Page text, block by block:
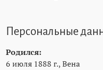
Персональные
Родился:
6 июля 1888 г., Вена